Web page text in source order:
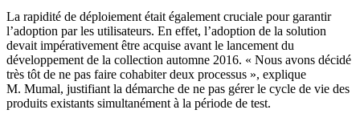
La rapidité de déploiement était également cruciale pour garantir
l’adoption par les utilisateurs. En effet, l’adoption de la solution
devait impérativement être acquise avant le lancement du
développement de la collection automne 2016. « Nous avons décidé
très tôt de ne pas faire cohabiter deux processus », explique
M. Mumal, justifiant la démarche de ne pas gérer le cycle de vie des
produits existants simultanément à la période de test.